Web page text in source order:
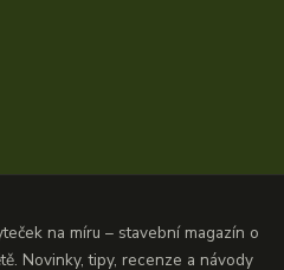
na míru – stavební magazín o
Novinky, tipy, recenze a návody